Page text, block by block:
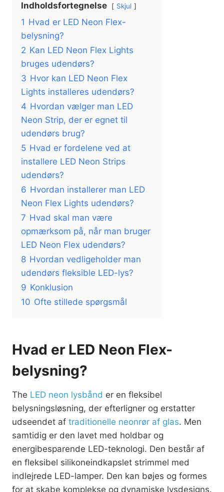
Indholdsfortegnelse Skjul
1 Hvad er LED Neon Flex-
belysning?
2 Kan LED Neon Flex Lights
bruges udendørs?
3 Hvor kan LED Neon Flex
Lights installeres udendørs?
4 Hvordan vælger man LED
Neon Strip, der er egnet til
udendørs brug?
5 Hvad er fordelene ved at
installere LED Neon Strips
udendørs?
6 Hvordan installerer man LED
Neon Flex Lights udendørs?
7 Hvad skal man være
opmærksom på, når man bruger
LED Neon Flex udendørs?
8 Hvordan vedligeholder man
udendørs fleksible LED-lys?
9 Konklusion
10 Ofte stillede spørgsmål
Hvad er LED Neon Flex-
belysning?
The LED neon lysbånd er en fleksibel
belysningsløsning, der efterligner og erstatter
udseendet af traditionelle neonrør af glas. Men
samtidig er den lavet med holdbar og
energibesparende LED-teknologi. Den består af
en fleksibel silikoneindkapslet strimmel med
indlejrede LED-lamper. Den kan bøjes og formes
for at skabe komplekse og dynamiske lysdesigns.